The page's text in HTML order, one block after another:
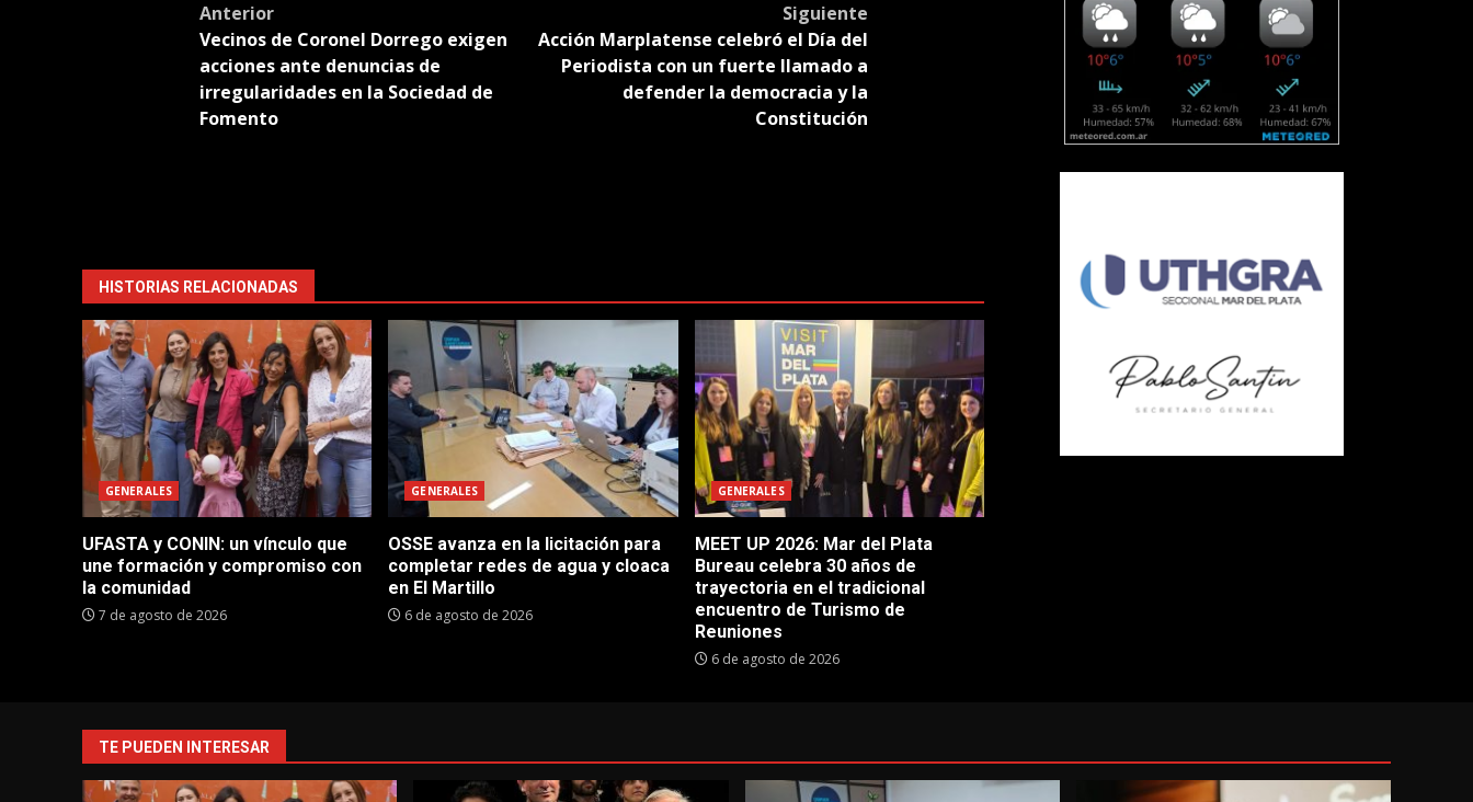
Post
navigation
Anterior
Vecinos de Coronel Dorrego exigen
acciones ante denuncias de
irregularidades en la Sociedad de
Fomento
Siguiente
Acción Marplatense celebró el Día del
Periodista con un fuerte llamado a
defender la democracia y la
Constitución
HISTORIAS RELACIONADAS
GENERALES
UFASTA y CONIN: un vínculo que
une formación y compromiso con
la comunidad
7 de agosto de 2026
GENERALES
OSSE avanza en la licitación para
completar redes de agua y cloaca
en El Martillo
6 de agosto de 2026
GENERALES
MEET UP 2026: Mar del Plata
Bureau celebra 30 años de
trayectoria en el tradicional
encuentro de Turismo de
Reuniones
6 de agosto de 2026
TE PUEDEN INTERESAR